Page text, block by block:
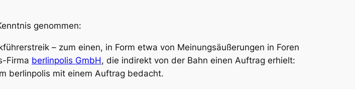
genommen:
– zum einen, in Form etwa von Meinungsäußerungen in Foren
Firma berlinpolis GmbH, die indirekt von der Bahn einen Auftrag erhielt:
berlinpolis mit einem Auftrag bedacht.